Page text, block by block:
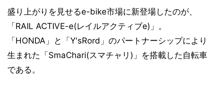
盛り上がりを見せるe-bike市場に新登場したのが、
「RAIL ACTIVE-e(レイルアクティブe)」。
「HONDA」と「Y'sRord」のパートナーシップにより
生まれた「SmaChari(スマチャリ)」を搭載した自転車
である。